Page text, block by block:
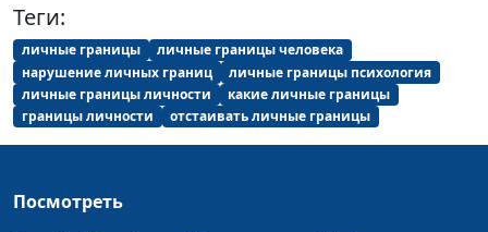
часть)
Дети как жертвы
дисфункциональных
семей
Юлия Синицына,
Лариса Павлова,
психолог
#192
дисфункциональной
Теги:
личные границы
личные границы человека
нарушение личных границ
личные границы психология
личные границы личности
какие личные границы
границы личности
отстаивать личные границы
Посмотреть